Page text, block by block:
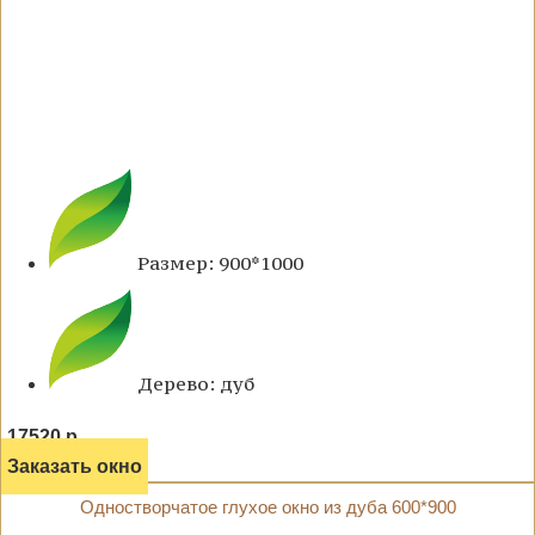
Размер: 900*1000
Дерево: дуб
17520 р.
Заказать окно
Одностворчатое глухое окно из дуба 600*900